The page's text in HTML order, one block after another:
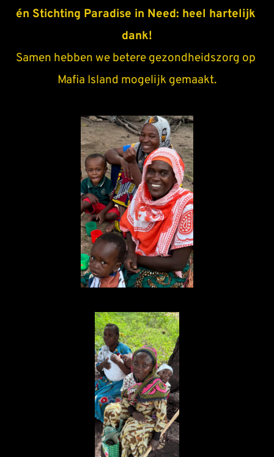
én Stichting Paradise in Need: heel hartelijk
dank!
Samen hebben we betere gezondheidszorg op
Mafia Island mogelijk gemaakt.